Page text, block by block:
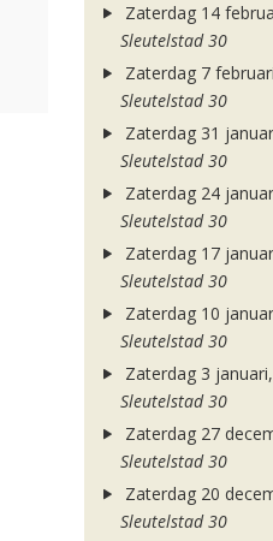
Zaterdag 14
Sleutelstad 30
Zaterdag 7
Sleutelstad 30
Zaterdag 31
Sleutelstad 30
Zaterdag 24
Sleutelstad 30
Zaterdag 17
Sleutelstad 30
Zaterdag 10
Sleutelstad 30
Zaterdag 3
Sleutelstad 30
Zaterdag 27
Sleutelstad 30
Zaterdag 20
Sleutelstad 30